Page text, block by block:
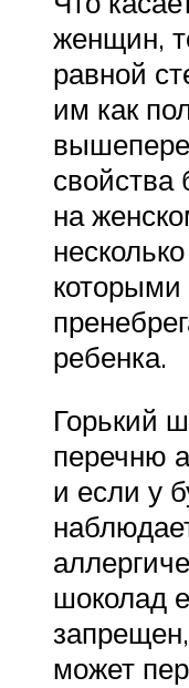
женщин,
равной
им как
свойства
на
которыми
ребенка.
Горький
перечню
и если у
шоколад
может